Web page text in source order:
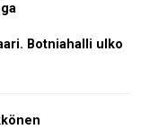
Botniahalli ulko